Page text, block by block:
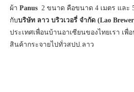
ผ้า Panus 2 ขนาด คือขนาด 4 เมตร และ
กับบริษัท ลาว บริวเวอรี่ จำกัด (Lao
ประเทศเพื่อนบ้านอาเซียนของไทยเรา เ
สินค้ากระจายไปทั่วสปป.ลาว